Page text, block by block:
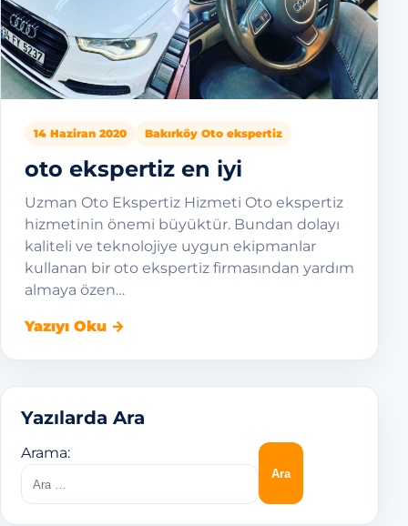
14 Haziran 2020 Bakırköy Oto ekspertiz
oto ekspertiz en iyi
Uzman Oto Ekspertiz Hizmeti Oto ekspertiz
hizmetinin önemi büyüktür. Bundan dolayı
kaliteli ve teknolojiye uygun ekipmanlar
kullanan bir oto ekspertiz firmasından yardım
almaya özen…
Yazıyı Oku →
Yazılarda Ara
Arama: